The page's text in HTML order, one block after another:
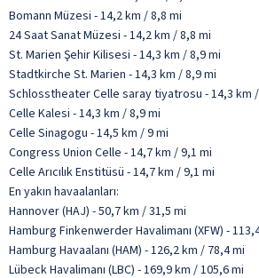
Bomann Müzesi - 14,2 km / 8,8 mi
24 Saat Sanat Müzesi - 14,2 km / 8,8 mi
St. Marien Şehir Kilisesi - 14,3 km / 8,9 mi
Stadtkirche St. Marien - 14,3 km / 8,9 mi
Schlosstheater Celle saray tiyatrosu - 14,3 km
Celle Kalesi - 14,3 km / 8,9 mi
Celle Sinagogu - 14,5 km / 9 mi
Congress Union Celle - 14,7 km / 9,1 mi
Celle Arıcılık Enstitüsü - 14,7 km / 9,1 mi
En yakın havaalanları:
Hannover (HAJ) - 50,7 km / 31,5 mi
Hamburg Finkenwerder Havalimanı (XFW) -
Hamburg Havaalanı (HAM) - 126,2 km / 78,4 mi
Lübeck Havalimanı (LBC) - 169,9 km / 105,6 mi